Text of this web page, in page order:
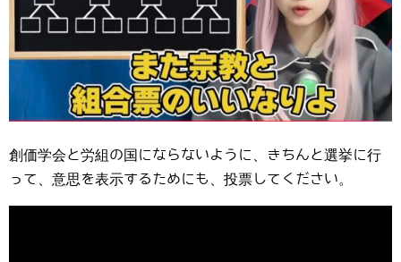
創価学会と労組の国にならないように、きちんと選挙に行
って、意思を表示するためにも、投票してください。